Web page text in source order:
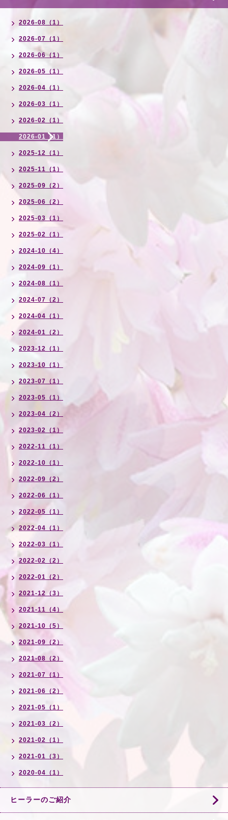
2026-08（1）
2026-07（1）
2026-06（1）
2026-05（1）
2026-04（1）
2026-03（1）
2026-02（1）
2026-01（1）
2025-12（1）
2025-11（1）
2025-09（2）
2025-06（2）
2025-03（1）
2025-02（1）
2024-10（4）
2024-09（1）
2024-08（1）
2024-07（2）
2024-04（1）
2024-01（2）
2023-12（1）
2023-10（1）
2023-07（1）
2023-05（1）
2023-04（2）
2023-02（1）
2022-11（1）
2022-10（1）
2022-09（2）
2022-06（1）
2022-05（1）
2022-04（1）
2022-03（1）
2022-02（2）
2022-01（2）
2021-12（3）
2021-11（4）
2021-10（5）
2021-09（2）
2021-08（2）
2021-07（1）
2021-06（2）
2021-05（1）
2021-03（2）
2021-02（1）
2021-01（3）
2020-04（1）
ヒーラーのご紹介